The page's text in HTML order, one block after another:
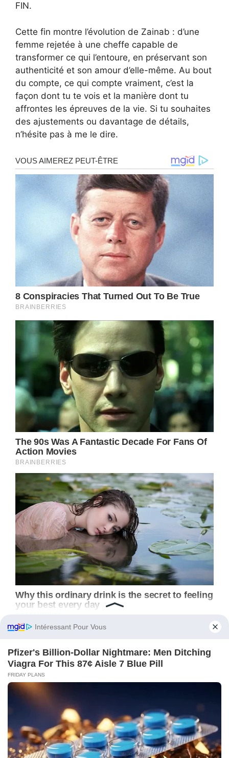
FIN.
Cette fin montre l’évolution de Zainab : d’une
femme rejetée à une cheffe capable de
transformer ce qui l’entoure, en préservant son
authenticité et son amour d’elle-même. Au bout
du compte, ce qui compte vraiment, c’est la
façon dont tu te vois et la manière dont tu
affrontes les épreuves de la vie. Si tu souhaites
des ajustements ou davantage de détails,
n’hésite pas à me le dire.